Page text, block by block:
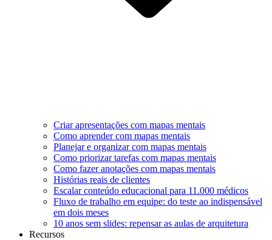
Criar apresentações com mapas mentais
Como aprender com mapas mentais
Planejar e organizar com mapas mentais
Como priorizar tarefas com mapas mentais
Como fazer anotações com mapas mentais
Histórias reais de clientes
Escalar conteúdo educacional para 11.000 médicos
Fluxo de trabalho em equipe: do teste ao indispensável
em dois meses
10 anos sem slides: repensar as aulas de arquitetura
Recursos